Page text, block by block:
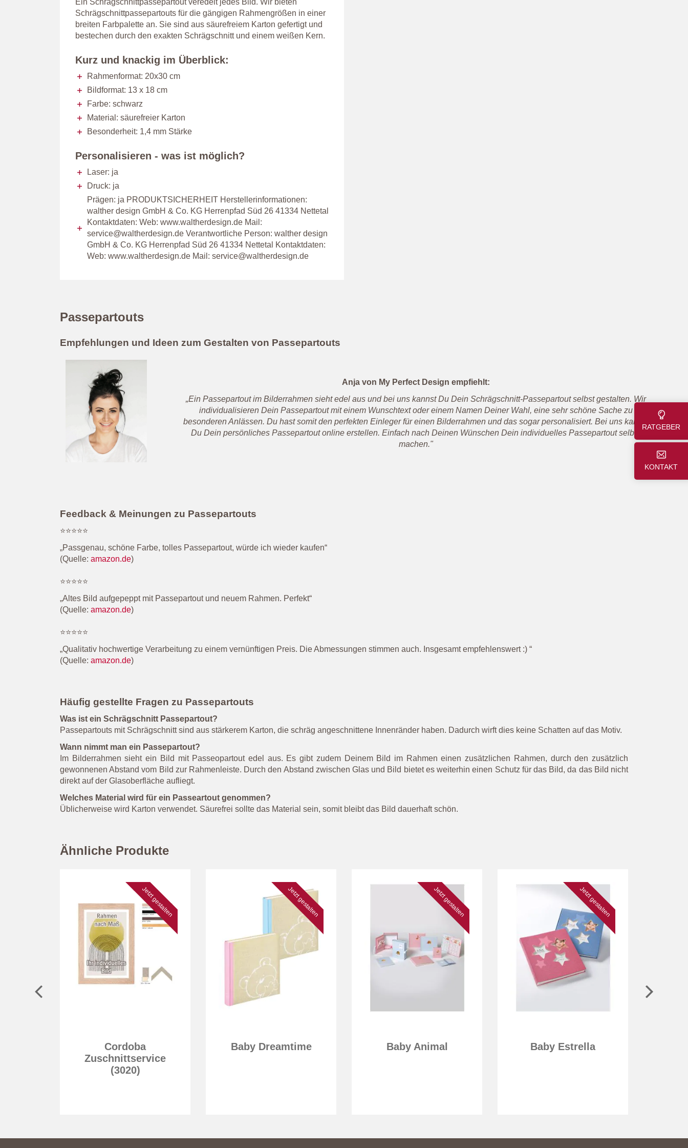
Ein Schrägschnittpassepartout veredelt jedes Bild. Wir bieten
Schrägschnittpassepartouts für die gängigen Rahmengrößen in einer
breiten Farbpalette an. Sie sind aus säurefreiem Karton gefertigt und
bestechen durch den exakten Schrägschnitt und einem weißen Kern.
Kurz und knackig im Überblick:
Rahmenformat: 20x30 cm
Bildformat: 13 x 18 cm
Farbe: schwarz
Material: säurefreier Karton
Besonderheit: 1,4 mm Stärke
Personalisieren - was ist möglich?
Laser: ja
Druck: ja
Prägen: ja PRODUKTSICHERHEIT Herstellerinformationen:
walther design GmbH & Co. KG Herrenpfad Süd 26 41334 Nettetal
Kontaktdaten: Web: www.waltherdesign.de Mail:
service@waltherdesign.de Verantwortliche Person: walther design
GmbH & Co. KG Herrenpfad Süd 26 41334 Nettetal Kontaktdaten:
Web: www.waltherdesign.de Mail: service@waltherdesign.de
Passepartouts
Empfehlungen und Ideen zum Gestalten von Passepartouts
Anja von My Perfect Design empfiehlt:
„Ein Passepartout im Bilderrahmen sieht edel aus und bei uns kannst Du Dein Schrägschnitt-Passepartout selbst gestalten. Wir
individualisieren Dein Passepartout mit einem Wunschtext oder einem Namen Deiner Wahl, eine sehr schöne Sache zu
besonderen Anlässen. Du hast somit den perfekten Einleger für einen Bilderrahmen und das sogar personalisiert. Bei uns kannst
Du Dein persönliches Passepartout online erstellen. Einfach nach Deinen Wünschen Dein individuelles Passepartout selbst
machen."
Feedback & Meinungen zu Passepartouts
⭐⭐⭐⭐⭐
„Passgenau, schöne Farbe, tolles Passepartout, würde ich wieder kaufen“
(Quelle: amazon.de)
⭐⭐⭐⭐⭐
„Altes Bild aufgepeppt mit Passepartout und neuem Rahmen. Perfekt“
(Quelle: amazon.de)
⭐⭐⭐⭐⭐
„Qualitativ hochwertige Verarbeitung zu einem vernünftigen Preis. Die Abmessungen stimmen auch. Insgesamt empfehlenswert :) “
(Quelle: amazon.de)
Häufig gestellte Fragen zu Passepartouts
Was ist ein Schrägschnitt Passepartout?
Passepartouts mit Schrägschnitt sind aus stärkerem Karton, die schräg angeschnittene Innenränder haben. Dadurch wirft dies keine Schatten auf das Motiv.
Wann nimmt man ein Passepartout?
Im Bilderrahmen sieht ein Bild mit Passeopartout edel aus. Es gibt zudem Deinem Bild im Rahmen einen zusätzlichen Rahmen, durch den zusätzlich
gewonnenen Abstand vom Bild zur Rahmenleiste. Durch den Abstand zwischen Glas und Bild bietet es weiterhin einen Schutz für das Bild, da das Bild nicht
direkt auf der Glasoberfläche aufliegt.
Welches Material wird für ein Passeartout genommen?
Üblicherweise wird Karton verwendet. Säurefrei sollte das Material sein, somit bleibt das Bild dauerhaft schön.
Ähnliche Produkte
Jetzt gestalten
Cordoba
Zuschnittservice
(3020)
Jetzt gestalten
Baby Dreamtime
Jetzt gestalten
Baby Animal
Jetzt gestalten
Baby Estrella
RATGEBER
KONTAKT